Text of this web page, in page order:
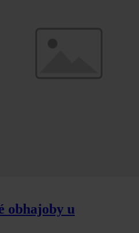
obhajoby u